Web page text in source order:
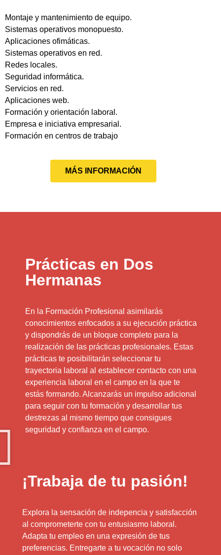
Montaje y mantenimiento de equipo.
Sistemas operativos monopuesto.
Aplicaciones ofimáticas.
Sistemas operativos en red.
Redes locales.
Seguridad informática.
Servicios en red.
Aplicaciones web.
Formación y orientación laboral.
Empresa e iniciativa empresarial.
Formación en centros de trabajo
MÁS INFORMACIÓN
Prácticas en Dos
Hermanas
En la Formación Profesional asimilarás
conocimientos enfocados a su ejecución práctica
y dispondrás de un bloque completo para la
realización de las prácticas profesionales. Estas
prácticas te posibilitarán seleccionar tu
trayectoria laboral al establecer contacto con una
experiencia laboral en el campo en la que te
estás formando. Alcanzarás un impulso adicional
para seguir con tu formación y desarrollar tus
destrezas al mismo tiempo que consigues
seguridad y confianza en el campo.
¡Trabaja de tu pasión!
Explora la sensación de indepencia y satisfacción
al comprometerte con tu entusiasmo laboral.
Adapta tu empleo en una expresión de tus
preferencias. Entregarte a tu vocación no solo